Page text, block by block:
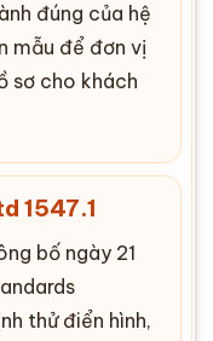
đúng của hệ
mẫu để đơn vị
sơ cho khách
1547.1
bố ngày 21
thử điển hình,